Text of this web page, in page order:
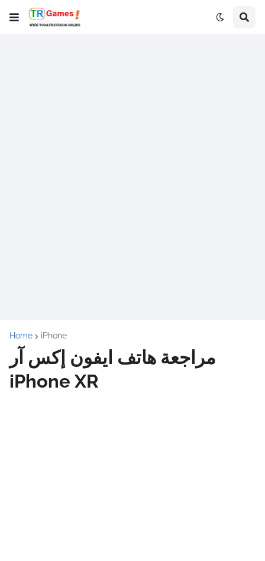
Home iPhone
مراجعة هاتف ايفون إكس آر
iPhone XR